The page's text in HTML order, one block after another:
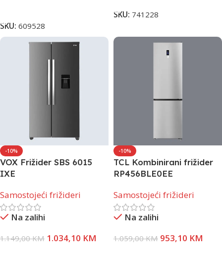
SKU: 609528
SKU: 741228
-10%
VOX Frižider SBS 6015
IXE
Samostojeći frižideri
Na zalihi
1.149,00KM 1.034,10 KM
-10%
TCL Kombinirani frižider
RP456BLE0EE
Samostojeći frižideri
Na zalihi
1.059,00KM 953,10 KM